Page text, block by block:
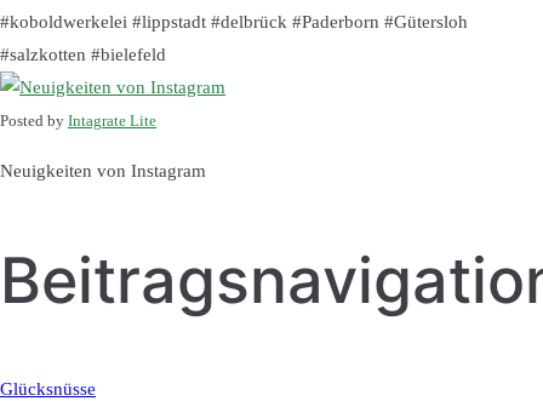
#koboldwerkelei #lippstadt #delbrück #Paderborn #Gütersloh
#salzkotten #bielefeld
Posted by Intagrate Lite
Neuigkeiten von Instagram
Glücksnüsse